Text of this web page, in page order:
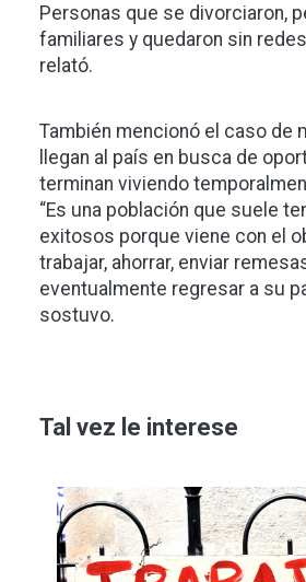
Personas que se divorciaron,
familiares y quedaron sin redes
relató.
También mencionó el caso de
llegan al país en busca de
terminan viviendo
“Es una población que suele
exitosos porque viene con el
trabajar, ahorrar, enviar
eventualmente regresar a su
sostuvo.
Tal vez le interese
Imagen